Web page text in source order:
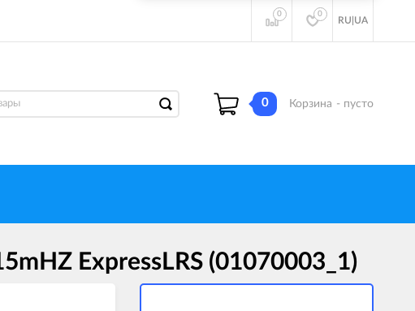
0 0
RU UA
0 Корзина - пусто
ExpressLRS (01070003_1)